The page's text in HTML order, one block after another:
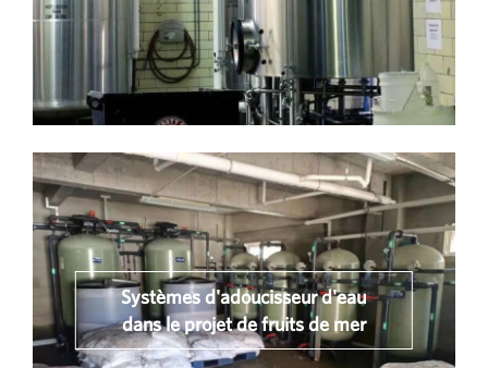
Systèmes d'adoucisseur d'eau
dans le projet de fruits de mer